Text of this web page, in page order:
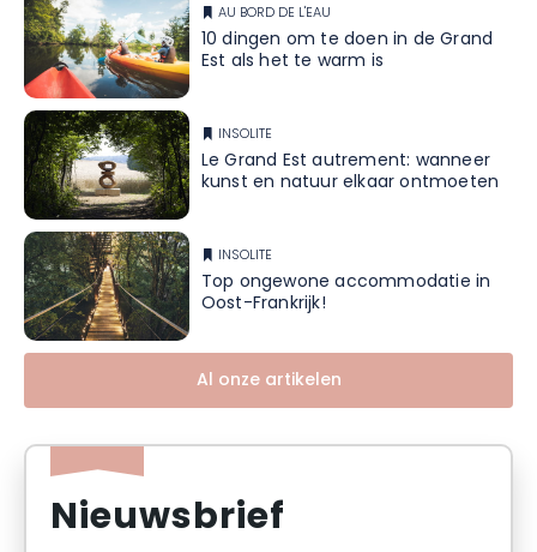
AU BORD DE L'EAU
10 dingen om te doen in de Grand
Est als het te warm is
INSOLITE
Le Grand Est autrement: wanneer
kunst en natuur elkaar ontmoeten
INSOLITE
Top ongewone accommodatie in
Oost-Frankrijk!
Al onze artikelen
Nieuwsbrief